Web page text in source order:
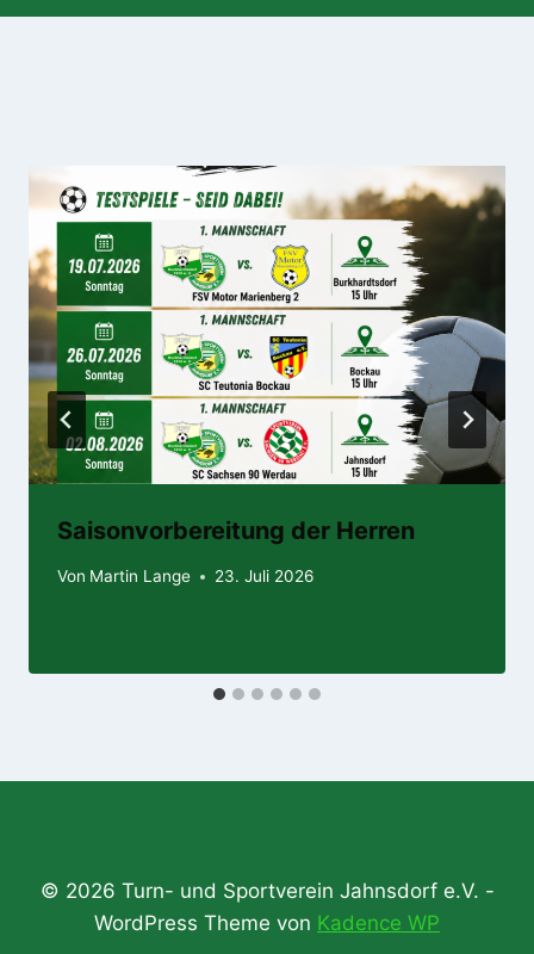
Saisonvorbereitung der Herren
Von Martin Lange 23. Juli 2026
© 2026 Turn- und Sportverein Jahnsdorf e.V. -
WordPress Theme von Kadence WP